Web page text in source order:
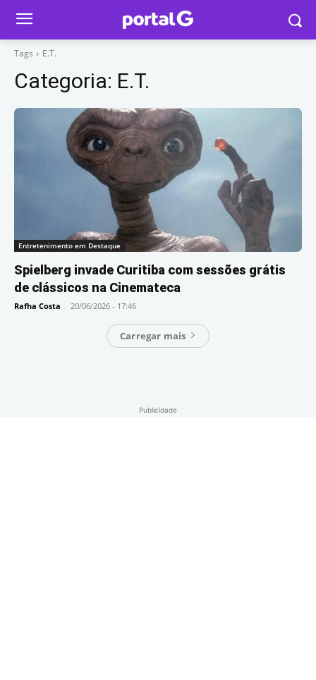
Tags E.T.
Categoria: E.T.
Entretenimento em Destaque
Spielberg invade Curitiba com sessões grátis
de clássicos na Cinemateca
Rafha Costa - 20/06/2026 - 17:46
Carregar mais
Publicidade